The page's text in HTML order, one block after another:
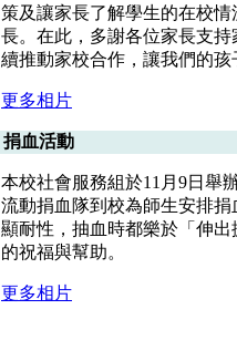
策及讓家長了解學生的在校
長。在此，多謝各位家長支
續推動家校合作，讓我們的孩
更多相片
捐血活動
本校社會服務組於11月9日舉
流動捐血隊到校為師生安排
顯耐性，抽血時都樂於「伸
的祝福與幫助。
更多相片